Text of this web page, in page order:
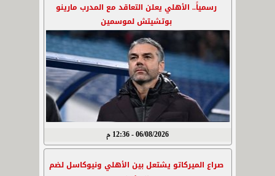
رسمياً.. الأهلي يعلن التعاقد مع المدرب مارينو
بوتشيتش لموسمين
06/08/2026 - 12:36 م
صراع الميركاتو يشتعل بين الأهلي ونيوكاسل لضم